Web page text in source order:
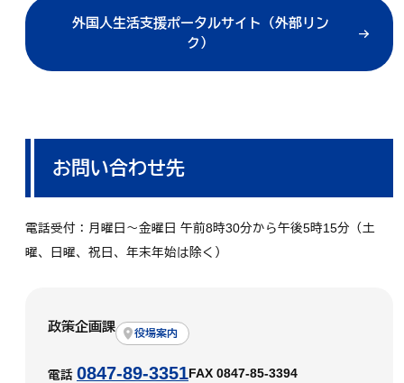
外国人生活支援ポータルサイト（外部リン
ク）
お問い合わせ先
電話受付：月曜日～金曜日 午前8時30分から午後5時15分（土
曜、日曜、祝日、年末年始は除く）
政策企画課 役場案内
電話 0847-89-3351 FAX 0847-85-3394